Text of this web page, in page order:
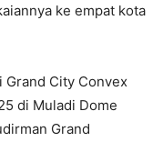
ke empat kota
Grand City Convex
di Muladi Dome
Grand